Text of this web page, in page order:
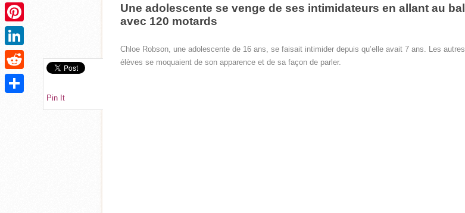
Une adolescente se venge de ses intimidateurs en allant au bal
avec 120 motards
Chloe Robson, une adolescente de 16 ans, se faisait intimider depuis qu’elle avait 7 ans. Les autres
élèves se moquaient de son apparence et de sa façon de parler.
Pin It
Twitter
Pinterest
LinkedIn
Reddit